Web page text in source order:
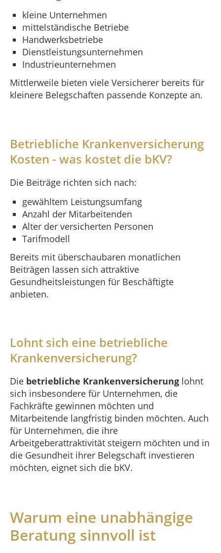
kleine Unternehmen
mittelständische Betriebe
Handwerksbetriebe
Dienstleistungsunternehmen
Industrieunternehmen
Mittlerweile bieten viele Versicherer bereits für
kleinere Belegschaften passende Konzepte an.
Betriebliche Krankenversicherung
Kosten - was kostet die bKV?
Die Beiträge richten sich nach:
gewähltem Leistungsumfang
Anzahl der Mitarbeitenden
Alter der versicherten Personen
Tarifmodell
Bereits mit überschaubaren monatlichen
Beiträgen lassen sich attraktive
Gesundheitsleistungen für Beschäftigte
anbieten.
Lohnt sich eine betriebliche
Krankenversicherung?
Die betriebliche Krankenversicherung lohnt
sich insbesondere für Unternehmen, die
Fachkräfte gewinnen möchten und
Mitarbeitende langfristig binden möchten. Auch
für Unternehmen, die ihre
Arbeitgeberattraktivität steigern möchten und in
die Gesundheit ihrer Belegschaft investieren
möchten, eignet sich die bKV.
Warum eine unabhängige
Beratung sinnvoll ist